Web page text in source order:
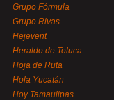
Grupo Fórmula
Grupo Rivas
Hejevent
Heraldo de Toluca
Hoja de Ruta
Hola Yucatán
Hoy Tamaulipas